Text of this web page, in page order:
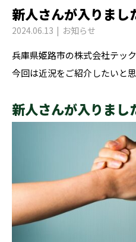
新人さんが入りまし
2024.06.13 お知らせ
兵庫県姫路市の株式会社テッ
今回は近況をご紹介したいと思
新人さんが入りまし